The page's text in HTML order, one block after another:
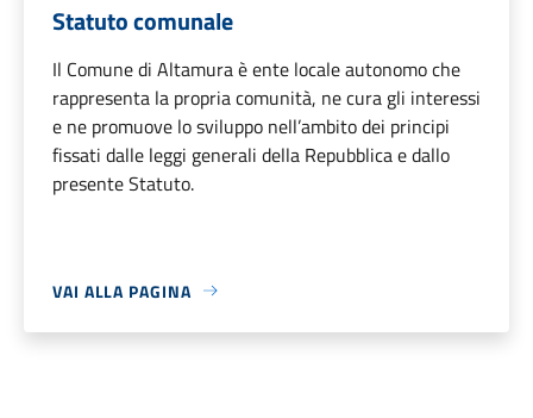
Statuto comunale
Il Comune di Altamura è ente locale autonomo che
rappresenta la propria comunità, ne cura gli interessi
e ne promuove lo sviluppo nell’ambito dei principi
fissati dalle leggi generali della Repubblica e dallo
presente Statuto.
VAI ALLA PAGINA